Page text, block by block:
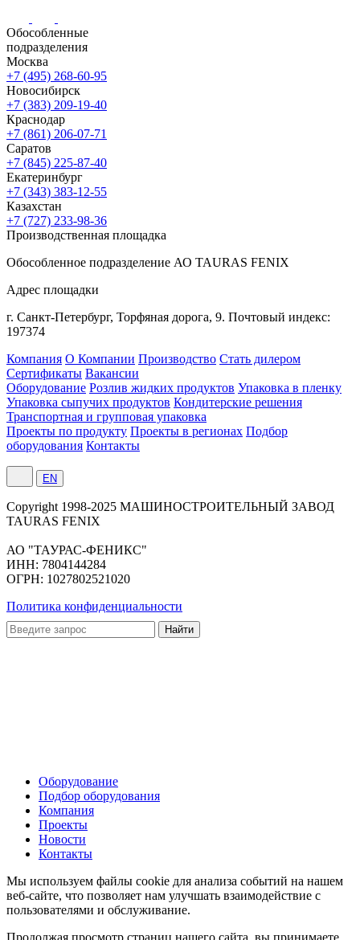
Обособленные
подразделения
Москва
+7 (495) 268-60-95
Новосибирск
+7 (383) 209-19-40
Краснодар
+7 (861) 206-07-71
Саратов
+7 (845) 225-87-40
Екатеринбург
+7 (343) 383-12-55
Казахстан
+7 (727) 233-98-36
Производственная площадка
Обособленное подразделение АО TAURAS FENIX
Адрес площадки
г. Санкт-Петербург, Торфяная дорога, 9. Почтовый индекс:
197374
Компания О Компании Производство Стать дилером
Сертификаты Вакансии
Оборудование Розлив жидких продуктов Упаковка в пленку
Упаковка сыпучих продуктов Кондитерские решения
Транспортная и групповая упаковка
Проекты по продукту Проекты в регионах Подбор
оборудования Контакты
EN
Сopyright 1998-2025 МАШИНОСТРОИТЕЛЬНЫЙ ЗАВОД
TAURAS FENIX
АО "ТАУРАС-ФЕНИКС"
ИНН: 7804144284
ОГРН: 1027802521020
Политика конфиденциальности
Оборудование
Подбор оборудования
Компания
Проекты
Новости
Контакты
Мы используем файлы cookie для анализа событий на нашем
веб-сайте, что позволяет нам улучшать взаимодействие с
пользователями и обслуживание.
Продолжая просмотр страниц нашего сайта, вы принимаете